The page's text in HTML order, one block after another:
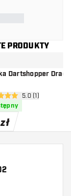
PRODUKTY
Dartshopper
otwórz panel
oceny
5.0 (1)
zł